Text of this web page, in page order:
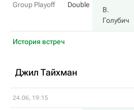
Group Playoff
Double
В.
Голубич
История встреч
Джил Тайхман
24.06, 19:15